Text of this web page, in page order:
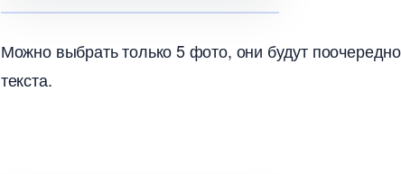
Можно выбрать только 5 фото, они будут
текста.